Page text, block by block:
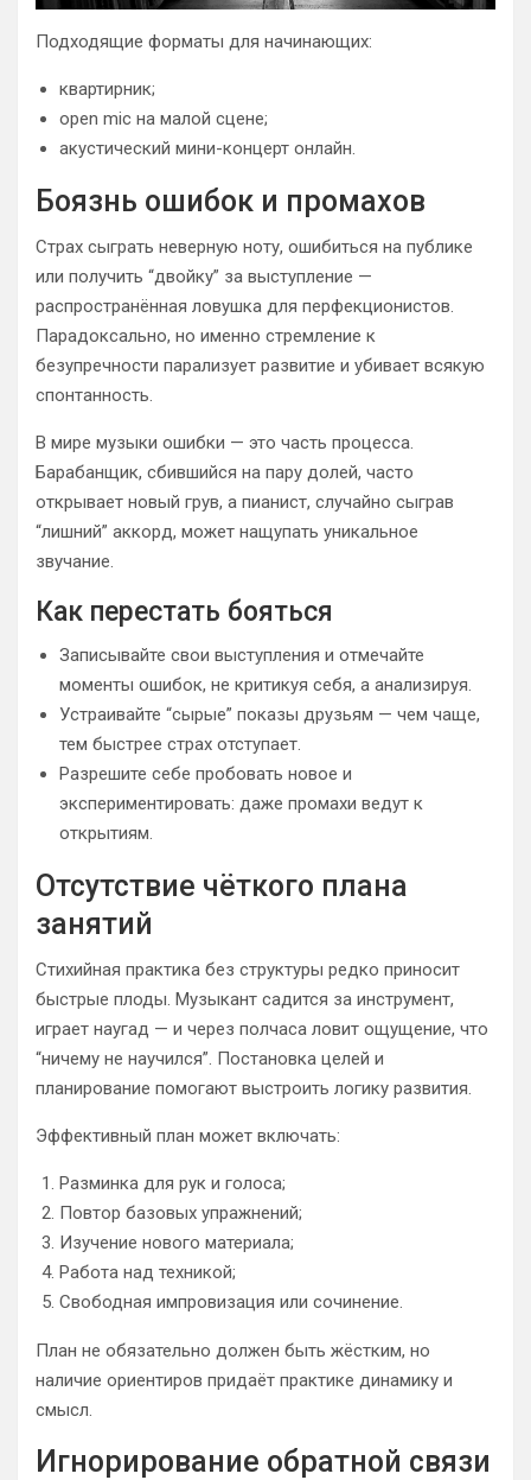
Подходящие форматы для начинающих:
квартирник;
open mic на малой сцене;
акустический мини-концерт онлайн.
Боязнь ошибок и промахов
Страх сыграть неверную ноту, ошибиться на публике
или получить “двойку” за выступление —
распространённая ловушка для перфекционистов.
Парадоксально, но именно стремление к
безупречности парализует развитие и убивает всякую
спонтанность.
В мире музыки ошибки — это часть процесса.
Барабанщик, сбившийся на пару долей, часто
открывает новый грув, а пианист, случайно сыграв
“лишний” аккорд, может нащупать уникальное
звучание.
Как перестать бояться
Записывайте свои выступления и отмечайте
моменты ошибок, не критикуя себя, а анализируя.
Устраивайте “сырые” показы друзьям — чем чаще,
тем быстрее страх отступает.
Разрешите себе пробовать новое и
экспериментировать: даже промахи ведут к
открытиям.
Отсутствие чёткого плана
занятий
Стихийная практика без структуры редко приносит
быстрые плоды. Музыкант садится за инструмент,
играет наугад — и через полчаса ловит ощущение, что
“ничему не научился”. Постановка целей и
планирование помогают выстроить логику развития.
Эффективный план может включать:
Разминка для рук и голоса;
Повтор базовых упражнений;
Изучение нового материала;
Работа над техникой;
Свободная импровизация или сочинение.
План не обязательно должен быть жёстким, но
наличие ориентиров придаёт практике динамику и
смысл.
Игнорирование обратной связи